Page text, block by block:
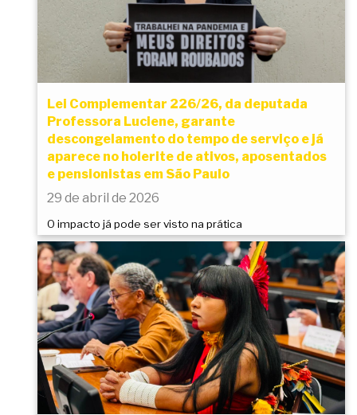
Lei Complementar 226/26, da deputada
Professora Luciene, garante
descongelamento do tempo de serviço e já
aparece no holerite de ativos, aposentados
e pensionistas em São Paulo
29 de abril de 2026
O impacto já pode ser visto na prática